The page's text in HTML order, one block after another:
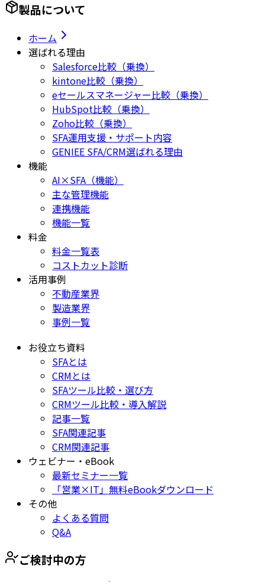
製品について
ホーム
選ばれる理由
Salesforce比較（乗換）
kintone比較（乗換）
eセールスマネージャー比較（乗換）
HubSpot比較（乗換）
Zoho比較（乗換）
SFA運用支援・サポート内容
GENIEE SFA/CRM選ばれる理由
機能
AI×SFA（機能）
主な管理機能
連携機能
機能一覧
料金
料金一覧表
コストカット診断
活用事例
不動産業界
製造業界
事例一覧
お役立ち資料
SFAとは
CRMとは
SFAツール比較・選び方
CRMツール比較・導入解説
記事一覧
SFA関連記事
CRM関連記事
ウェビナー・eBook
最新セミナー一覧
「営業×IT」無料eBookダウンロード
その他
よくある質問
Q&A
ご検討中の方